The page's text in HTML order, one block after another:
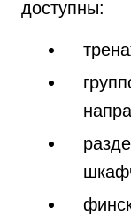
доступны: